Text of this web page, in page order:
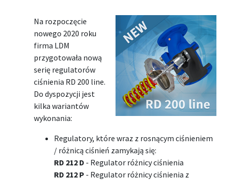
Na rozpoczęcie
nowego 2020 roku
firma LDM
przygotowała nową
serię regulatorów
ciśnienia RD 200 line.
Do dyspozycji jest
kilka wariantów
wykonania:
Regulatory, które wraz z rosnącym ciśnieniem
/ różnicą ciśnień zamykają się:
RD 212 D - Regulator różnicy ciśnienia
RD 212 P - Regulator różnicy ciśnienia z